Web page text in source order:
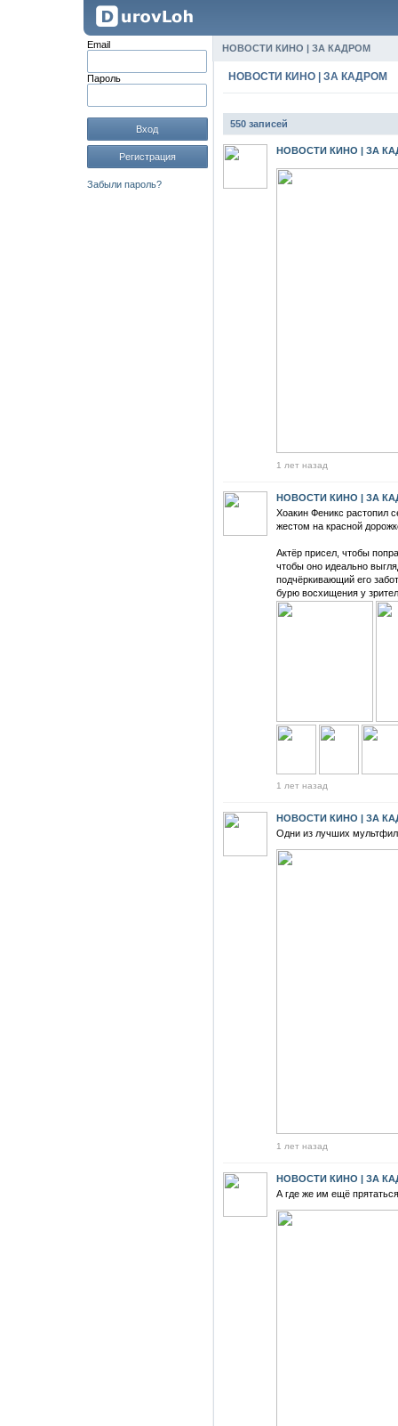
Email
Пароль
Вход
Регистрация
Забыли пароль?
НОВОСТИ КИНО | ЗА КАДРОМ
НОВОСТИ КИНО | ЗА КАДРОМ
550 записей
НОВОСТИ КИНО | ЗА
1 лет назад
НОВОСТИ КИНО | ЗА
Хоакин Феникс растопил
жестом на красной
Актёр присел, чтобы
чтобы оно идеально
подчёркивающий его
бурю восхищения у
1 лет назад
НОВОСТИ КИНО | ЗА
Одни из лучших
1 лет назад
НОВОСТИ КИНО | ЗА
А где же им ещё